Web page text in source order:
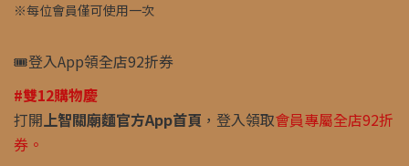
※每位會員僅可使用一次
🎟️登入App領全店92折券
#雙12購物慶
打開上智關廟麵官方App首頁 ，登入領取會員專屬全店92折
券。